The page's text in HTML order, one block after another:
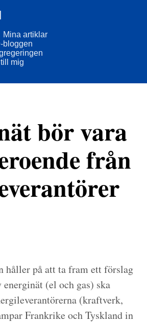
Mina artiklar
bloggen
mig
bör vara
från
håller på att ta fram ett förslag
(el och gas) ska
(kraftverk,
Frankrike och Tyskland in